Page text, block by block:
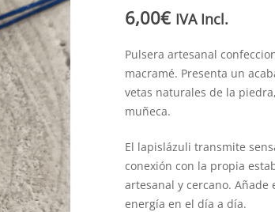
6,00€ IVA Incl.
Pulsera artesanal
macramé. Presenta un
vetas naturales de la
muñeca.
El lapislázuli transmite
conexión con la propia
artesanal y cercano.
energía en el día a día.